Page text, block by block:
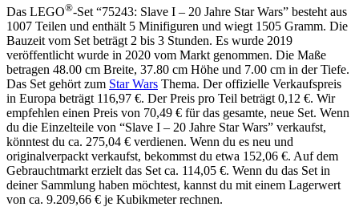
Das LEGO®-Set “75243: Slave I – 20 Jahre Star Wars” besteht aus
1007 Teilen und enthält 5 Minifiguren und wiegt 1505 Gramm. Die
Bauzeit vom Set beträgt 2 bis 3 Stunden. Es wurde 2019
veröffentlicht wurde in 2020 vom Markt genommen. Die Maße
betragen 48.00 cm Breite, 37.80 cm Höhe und 7.00 cm in der Tiefe.
Das Set gehört zum Star Wars Thema. Der offizielle Verkaufspreis
in Europa beträgt 116,97 €. Der Preis pro Teil beträgt 0,12 €. Wir
empfehlen einen Preis von 70,49 € für das gesamte, neue Set. Wenn
du die Einzelteile von “Slave I – 20 Jahre Star Wars” verkaufst,
könntest du ca. 275,04 € verdienen. Wenn du es neu und
originalverpackt verkaufst, bekommst du etwa 152,06 €. Auf dem
Gebrauchtmarkt erzielt das Set ca. 114,05 €. Wenn du das Set in
deiner Sammlung haben möchtest, kannst du mit einem Lagerwert
von ca. 9.209,66 € je Kubikmeter rechnen.